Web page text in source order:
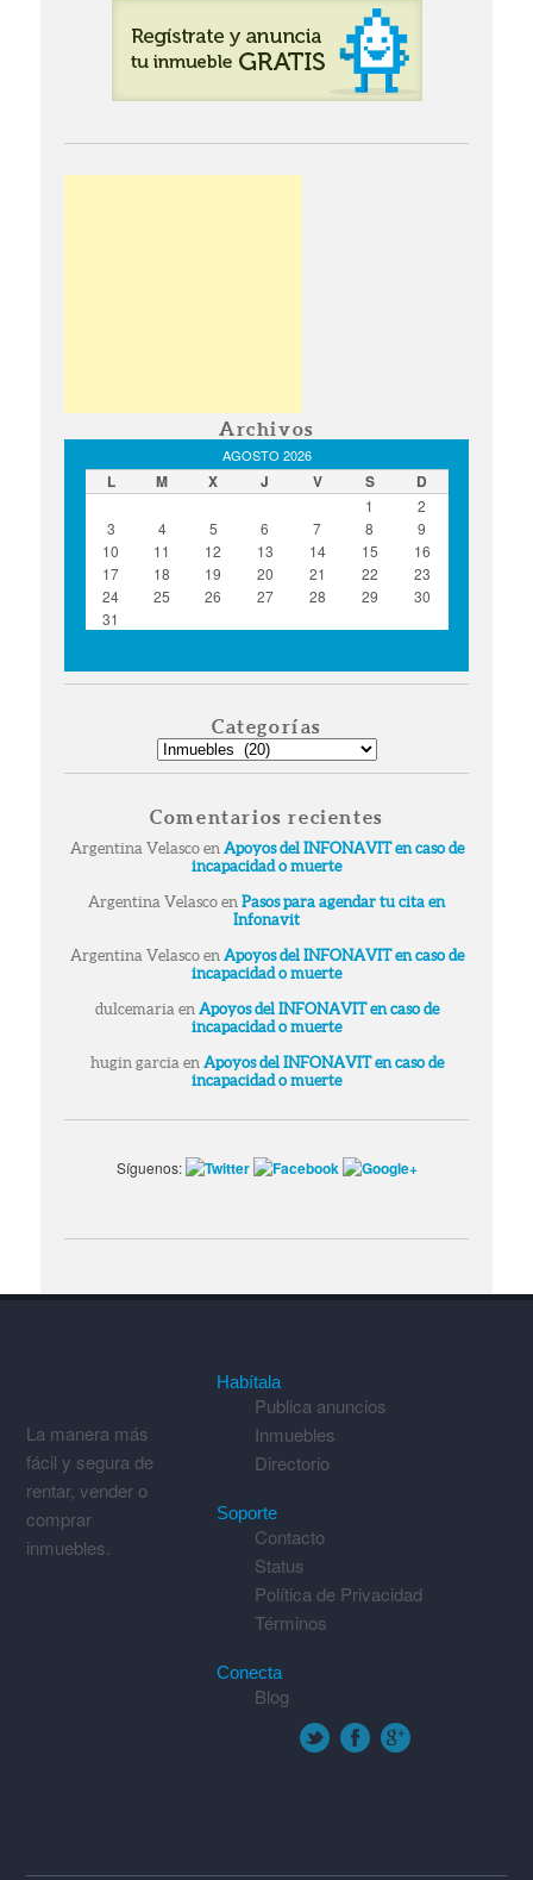
Archivos
AGOSTO 2026
L M X J V S D
1
2
3
4 5 6 7 8
9
10
11 12 13 14 15
16
17
18 19 20 21 22
23
24
25 26 27 28 29
30
31
Categorías
Categorías
Comentarios recientes
Argentina Velascoen Apoyos del INFONAVIT en caso de
incapacidad o muerte
Argentina Velasco en Pasos para agendar tu cita en
Infonavit
Argentina Velascoen Apoyos del INFONAVIT en caso de
incapacidad o muerte
dulcemaria en Apoyos del INFONAVIT en caso de
incapacidad o muerte
hugin garcia en Apoyos del INFONAVIT en caso de
incapacidad o muerte
Síguenos:
La manera más
fácil y segura de
rentar, vender o
comprar
inmuebles.
Habítala
Publica anuncios
Inmuebles
Directorio
Soporte
Contacto
Status
Política de Privacidad
Términos
Conecta
Blog